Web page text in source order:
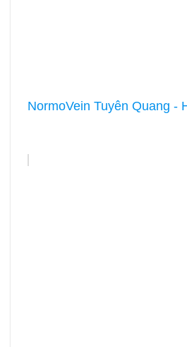
NormoVein Tuyên Quang -